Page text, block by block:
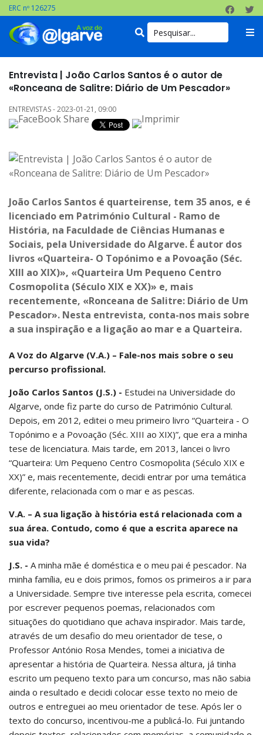
ERC nº 126275
Entrevista | João Carlos Santos é o autor de
«Ronceana de Salitre: Diário de Um Pescador»
ENTREVISTAS - 2023-01-21, 09:00
João Carlos Santos é quarteirense, tem 35 anos, e é
licenciado em Património Cultural - Ramo de
História, na Faculdade de Ciências Humanas e
Sociais, pela Universidade do Algarve. É autor dos
livros «Quarteira- O Topónimo e a Povoação (Séc.
XIII ao XIX)», «Quarteira Um Pequeno Centro
Cosmopolita (Século XIX e XX)» e, mais
recentemente, «Ronceana de Salitre: Diário de Um
Pescador». Nesta entrevista, conta-nos mais sobre
a sua inspiração e a ligação ao mar e a Quarteira.
A Voz do Algarve (V.A.) – Fale-nos mais sobre o seu
percurso profissional.
João Carlos Santos (J.S.) - Estudei na Universidade do
Algarve, onde fiz parte do curso de Património Cultural.
Depois, em 2012, editei o meu primeiro livro “Quarteira - O
Topónimo e a Povoação (Séc. XIII ao XIX)”, que era a minha
tese de licenciatura. Mais tarde, em 2013, lancei o livro
“Quarteira: Um Pequeno Centro Cosmopolita (Século XIX e
XX)” e, mais recentemente, decidi entrar por uma temática
diferente, relacionada com o mar e as pescas.
V.A. – A sua ligação à história está relacionada com a
sua área. Contudo, como é que a escrita aparece na
sua vida?
J.S. - A minha mãe é doméstica e o meu pai é pescador. Na
minha família, eu e dois primos, fomos os primeiros a ir para
a Universidade. Sempre tive interesse pela escrita, comecei
por escrever pequenos poemas, relacionados com
situações do quotidiano que achava inspirador. Mais tarde,
através de um desafio do meu orientador de tese, o
Professor António Rosa Mendes, tomei a iniciativa de
apresentar a história de Quarteira. Nessa altura, já tinha
escrito um pequeno texto para um concurso, mas não sabia
ainda o resultado e decidi colocar esse texto no meio de
outros e entreguei ao meu orientador de tese. Após ler o
texto do concurso, incentivou-me a publicá-lo. Fui juntando